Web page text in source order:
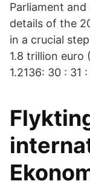
Parliament
details of the
in a crucial
1.8 trillion euro
1.2136: 30 : 31